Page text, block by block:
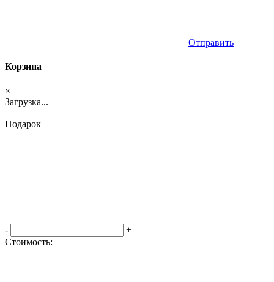
Отправить
Корзина
×
Загрузка...
Подарок
-
+
Стоимость: